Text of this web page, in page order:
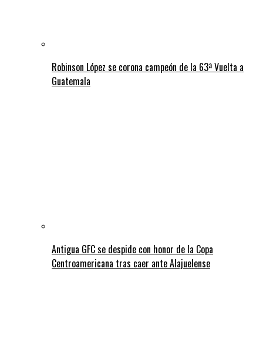
Robinson López se corona campeón de la 63ª Vuelta a
Guatemala
Antigua GFC se despide con honor de la Copa
Centroamericana tras caer ante Alajuelense